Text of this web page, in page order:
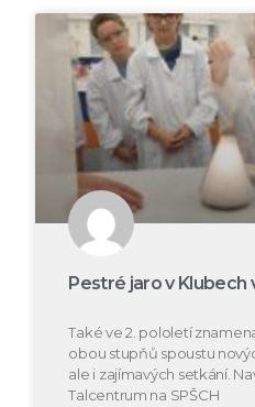
Pestré jaro v Klubech
Také ve 2. pololetí
obou stupňů spoustu
ale i zajímavých setkání.
Talcentrum na SPŠCH